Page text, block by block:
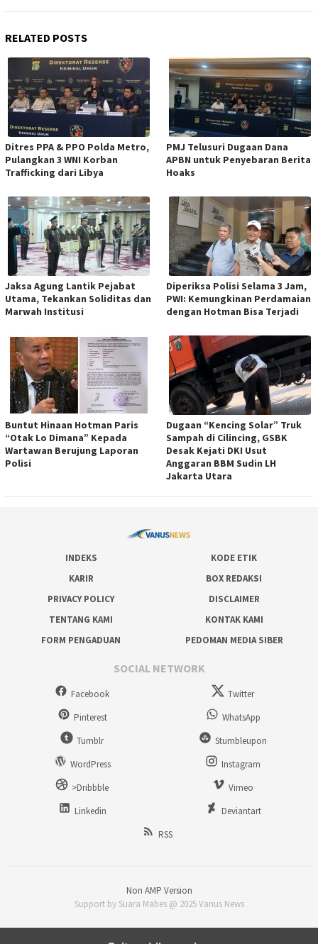
RELATED POSTS
Ditres PPA & PPO Polda Metro,
Pulangkan 3 WNI Korban
Trafficking dari Libya
PMJ Telusuri Dugaan Dana
APBN untuk Penyebaran Berita
Hoaks
Jaksa Agung Lantik Pejabat
Utama, Tekankan Soliditas dan
Marwah Institusi
Diperiksa Polisi Selama 3 Jam,
PWI: Kemungkinan Perdamaian
dengan Hotman Bisa Terjadi
Buntut Hinaan Hotman Paris
“Otak Lo Dimana” Kepada
Wartawan Berujung Laporan
Polisi
Dugaan “Kencing Solar” Truk
Sampah di Cilincing, GSBK
Desak Kejati DKI Usut
Anggaran BBM Sudin LH
Jakarta Utara
INDEKS
KODE ETIK
KARIR
BOX REDAKSI
PRIVACY POLICY
DISCLAIMER
TENTANG KAMI
KONTAK KAMI
FORM PENGADUAN
PEDOMAN MEDIA SIBER
SOCIAL NETWORK
Facebook
Twitter
Pinterest
WhatsApp
Tumblr
Stumbleupon
WordPress
Instagram
>Dribbble
Vimeo
Linkedin
Deviantart
RSS
Non AMP Version
Support by Suara Mabes @ 2025 Vanus News